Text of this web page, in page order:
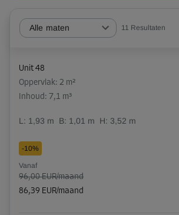
Alle maten 11 Resultaten
Unit 48
Oppervlak: 2 m²
Inhoud: 7,1 m³
L: 1,93 m B: 1,01 m H: 3,52 m
-10%
Vanaf
96,00 EUR/maand
86,39 EUR/maand